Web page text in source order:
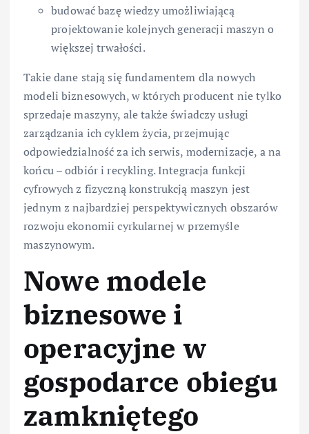
budować bazę wiedzy umożliwiającą
projektowanie kolejnych generacji maszyn o
większej trwałości.
Takie dane stają się fundamentem dla nowych
modeli biznesowych, w których producent nie tylko
sprzedaje maszyny, ale także świadczy usługi
zarządzania ich cyklem życia, przejmując
odpowiedzialność za ich serwis, modernizacje, a na
końcu – odbiór i recykling. Integracja funkcji
cyfrowych z fizyczną konstrukcją maszyn jest
jednym z najbardziej perspektywicznych obszarów
rozwoju ekonomii cyrkularnej w przemyśle
maszynowym.
Nowe modele
biznesowe i
operacyjne w
gospodarce obiegu
zamkniętego